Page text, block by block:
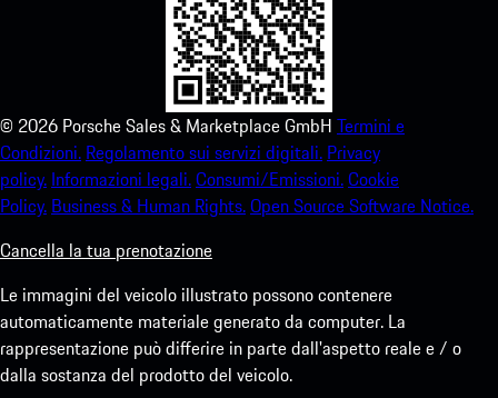
© 2026 Porsche Sales & Marketplace GmbH Termini e
Condizioni. Regolamento sui servizi digitali. Privacy
policy. Informazioni legali.Consumi/Emissioni.Cookie
Policy. Business & Human Rights.Open Source Software Notice.
Cancella la tua prenotazione
Le immagini del veicolo illustrato possono contenere
automaticamente materiale generato da computer. La
rappresentazione può differire in parte dall'aspetto reale e / o
dalla sostanza del prodotto del veicolo.